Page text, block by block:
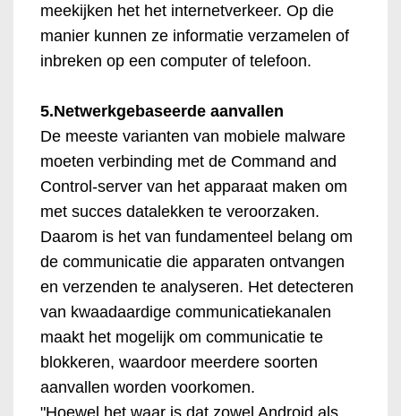
meekijken het het internetverkeer. Op die
manier kunnen ze informatie verzamelen of
inbreken op een computer of telefoon.
5.Netwerkgebaseerde aanvallen
De meeste varianten van mobiele malware
moeten verbinding met de Command and
Control-server van het apparaat maken om
met succes datalekken te veroorzaken.
Daarom is het van fundamenteel belang om
de communicatie die apparaten ontvangen
en verzenden te analyseren. Het detecteren
van kwaadaardige communicatiekanalen
maakt het mogelijk om communicatie te
blokkeren, waardoor meerdere soorten
aanvallen worden voorkomen.
"Hoewel het waar is dat zowel Android als